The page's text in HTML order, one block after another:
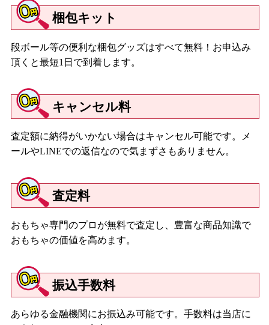
梱包キット
段ボール等の便利な梱包グッズはすべて無料！お申込み
頂くと最短1日で到着します。
キャンセル料
査定額に納得がいかない場合はキャンセル可能です。メ
ールやLINEでの返信なので気まずさもありません。
査定料
おもちゃ専門のプロが無料で査定し、豊富な商品知識で
おもちゃの価値を高めます。
振込手数料
あらゆる金融機関にお振込み可能です。手数料は当店に